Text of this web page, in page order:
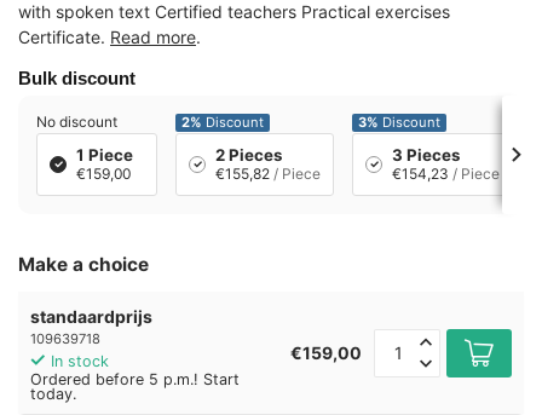
with spoken text Certified teachers Practical exercises
Certificate. Read more.
Bulk discount
No discount
1 Piece
€159,00
2% Discount
2 Pieces
€155,82 / Piece
3% Discount
3 Pieces
€154,23 / Piece
Make a choice
standaardprijs
109639718
In stock
Ordered before 5 p.m.! Start
today.
€159,00